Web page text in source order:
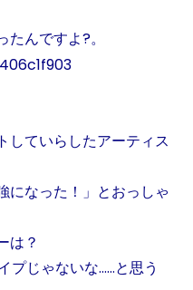
んですよ?。
していらしたアーティス
になった！」とおっしゃ
は？
プじゃないな……と思う